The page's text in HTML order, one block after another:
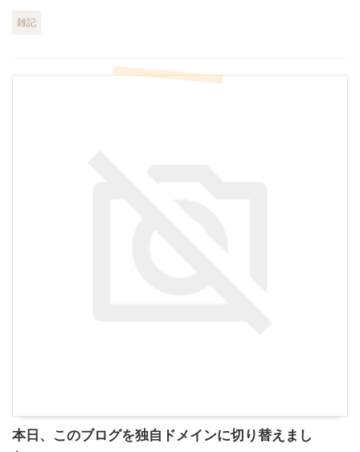
雑記
本日、このブログを独自ドメインに切り替えまし